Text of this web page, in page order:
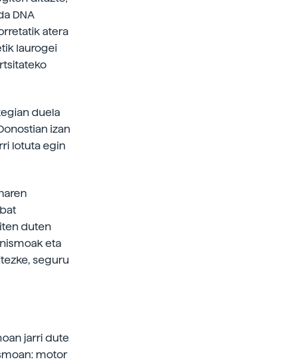
DNA
atera
laurogei
duela
izan
lotuta egin
duten
eta
seguru
jarri dute
motor